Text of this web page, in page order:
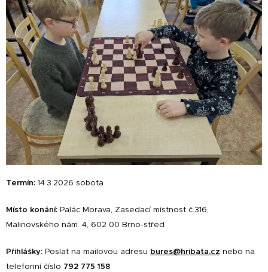
Termín: 14.3.2026 sobota
Místo konání: Palác Morava, Zasedací místnost č.316,
Malinovského nám. 4, 602 00 Brno-střed
Přihlášky: Poslat na mailovou adresu bures@hribata.cz nebo na
telefonní číslo 792 775 158